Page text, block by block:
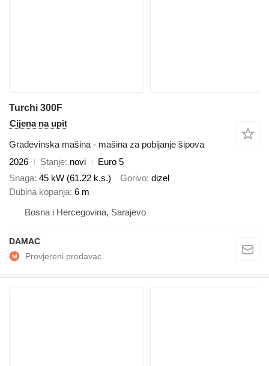
Turchi 300F
Cijena na upit
Građevinska mašina - mašina za pobijanje šipova
2026
Stanje novi
Euro 5
Snaga 45 kW (61.22 k.s.) Gorivo dizel
Dubina kopanja 6 m
Bosna i Hercegovina, Sarajevo
DAMAC